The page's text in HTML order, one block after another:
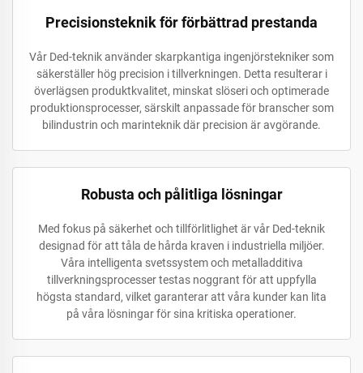
Precisionsteknik för förbättrad prestanda
Vår Ded-teknik använder skarpkantiga ingenjörstekniker som
säkerställer hög precision i tillverkningen. Detta resulterar i
överlägsen produktkvalitet, minskat slöseri och optimerade
produktionsprocesser, särskilt anpassade för branscher som
bilindustrin och marinteknik där precision är avgörande.
Robusta och pålitliga lösningar
Med fokus på säkerhet och tillförlitlighet är vår Ded-teknik
designad för att tåla de hårda kraven i industriella miljöer.
Våra intelligenta svetssystem och metalladditiva
tillverkningsprocesser testas noggrant för att uppfylla
högsta standard, vilket garanterar att våra kunder kan lita
på våra lösningar för sina kritiska operationer.